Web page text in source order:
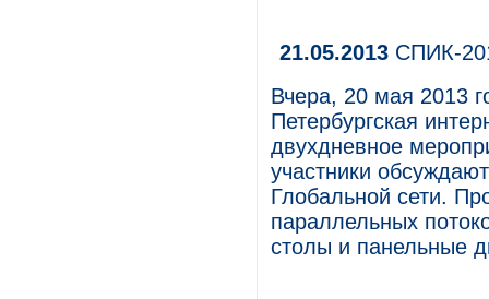
21.05.2013 СПИК-
Вчера, 20 мая 2013
Петербургская
двухдневное
участники
Глобальной сети.
параллельных
столы и панельные